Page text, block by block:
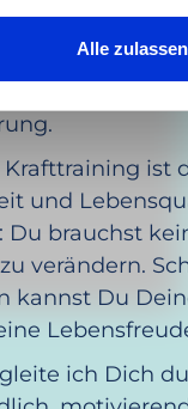
Alle zulassen
Coach mit
im Bereich
ist
und
Du brauchst
verändern.
kannst Du
ich Dich